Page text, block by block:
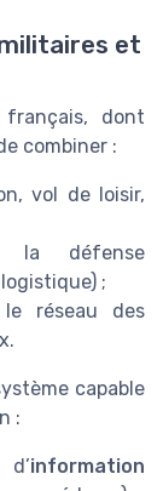
et
dont
combiner :
vol de loisir,
la défense
;
réseau des
capable
:
information